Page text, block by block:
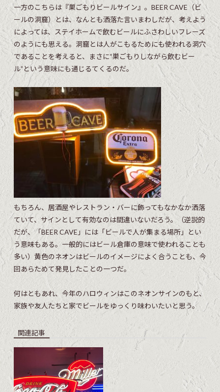
一方のこちらは『巣ごもりビールサイン』。BEER CAVE（ビ
ールの洞窟）とは、なんとも洒落た言いまわしだが、考えよう
によっては、ステイホームで飲むビールにふさわしいフレーズ
のようにも思える。洞窟とは人がこもるためにも使われる洞穴
であることを考えると、まさに“巣ごもりしながら飲むビー
ル”という意味にも通じるてくるのだ。
もちろん、居酒屋やレストラン・バーに飾ってもなかなか洒落
ていて、サインとして有効なのは間違いないだろう。（逆説的
だが、「BEER CAVE」には「ビールで人が集まる場所」とい
う意味もある。一般的にはビール倉庫の意味で使われることも
多い）黄色のネオンはビールのイメージによく合うことも、今
回あらためて発見したことの一つだ。
何はともあれ、今年のハロウィンはこのネオンサインのもと、
家族や友人たちと家でビールをゆっくり味わいたいと思う。
関連記事